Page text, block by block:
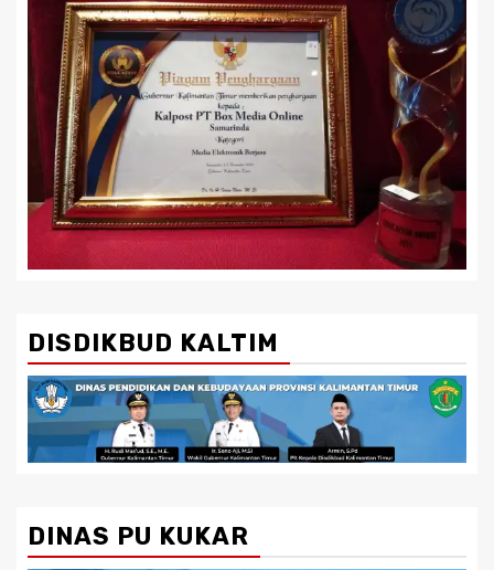
DISDIKBUD KALTIM
DINAS PU KUKAR